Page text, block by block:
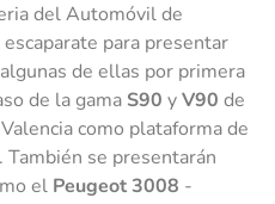
del Automóvil de
para presentar
de ellas por primera
de la gama S90 yV90 de
como plataforma de
se presentarán
el Peugeot 3008 -